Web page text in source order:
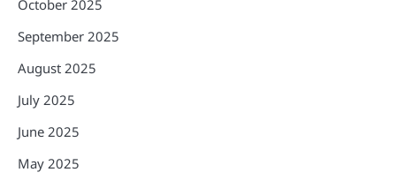
October 2025
September 2025
August 2025
July 2025
June 2025
May 2025